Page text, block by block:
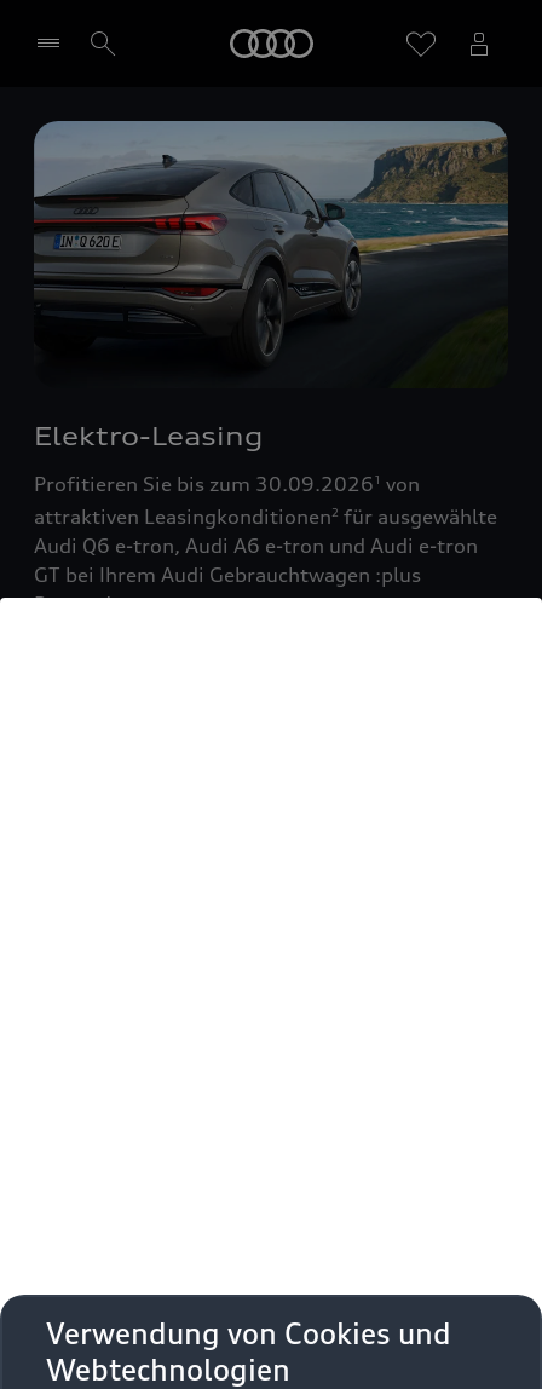
Händler wählen
Elektro-Leasing
Profitieren Sie bis zum 30.09.20261 von
attraktiven Leasingkonditionen2 für ausgewählte
Audi Q6 e-tron, Audi A6 e-tron und Audi e-tron
GT bei Ihrem Audi Gebrauchtwagen :plus
Partner!
Zurück nach oben
Modelle
Verwendung von Cookies und
Webtechnologien